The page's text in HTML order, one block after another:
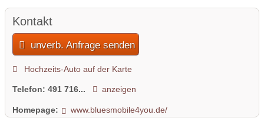
Diese außergewöhnlichen Oldtimer können mit Chauffeur, für
Ihre Hochzeit, eine Oldtimerausfahrt oder ein Event gemietet
werden.
Illinois State Police, Chicago Police und Cook County Police,
Ford Crown Victoria, Bj. 1990, alles Autos aus dem Film Blues
Highlight für Ihre Hochzeitsfahrt oder Ihr Event inkl. Chauffeur im
Kontakt
unverb. Anfrage senden
Hochzeits-Auto auf der Karte
Telefon: 491 716... anzeigen
Homepage: www.bluesmobile4you.de/